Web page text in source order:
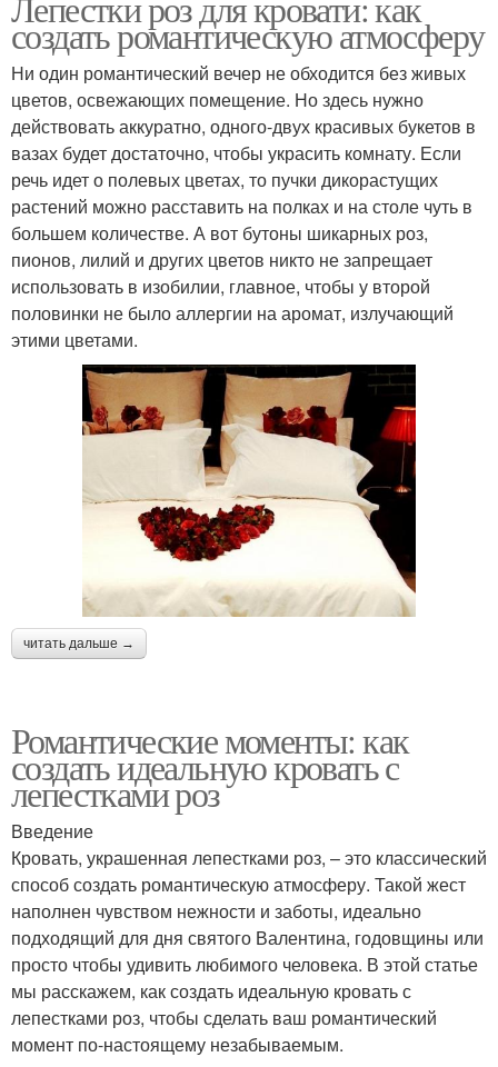
создать романтическую атмосферу
Ни один романтический вечер не обходится без живых
цветов, освежающих помещение. Но здесь нужно
действовать аккуратно, одного-двух красивых букетов в
вазах будет достаточно, чтобы украсить комнату. Если
речь идет о полевых цветах, то пучки дикорастущих
растений можно расставить на полках и на столе чуть в
большем количестве. А вот бутоны шикарных роз,
пионов, лилий и других цветов никто не запрещает
использовать в изобилии, главное, чтобы у второй
половинки не было аллергии на аромат, излучающий
этими цветами.
читать дальше →
Романтические моменты: как
создать идеальную кровать с
лепестками роз
Введение
Кровать, украшенная лепестками роз, – это классический
способ создать романтическую атмосферу. Такой жест
наполнен чувством нежности и заботы, идеально
подходящий для дня святого Валентина, годовщины или
просто чтобы удивить любимого человека. В этой статье
мы расскажем, как создать идеальную кровать с
лепестками роз, чтобы сделать ваш романтический
момент по-настоящему незабываемым.